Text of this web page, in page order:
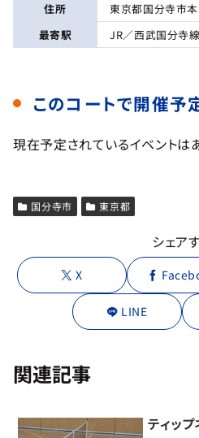
住所
東京都国分寺市
最寄駅
JR／西武国分寺線
このコートで開催予
現在予定されているイベントは
国分寺市 東京都
シェア
X
LINE
関連記事
ティッ